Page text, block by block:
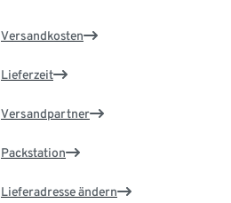
Versandkosten
Lieferzeit
Versandpartner
Packstation
Lieferadresse ändern